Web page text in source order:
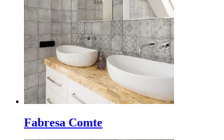
Fabresa Comte